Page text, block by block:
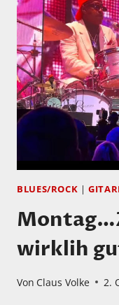
EIN
BLUES/ROCK |
wirklih
Von Claus Volke 2.